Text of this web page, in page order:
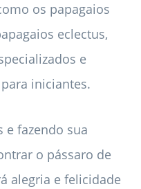
os papagaios
eclectus,
e
iniciantes.
e fazendo sua
o pássaro de
alegria e felicidade